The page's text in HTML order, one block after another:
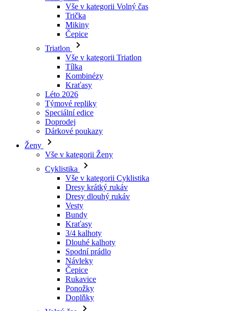
Triatlon
Vše v kategorii Triatlon
Tílka
Kombinézy
Kraťasy
Léto 2026
Týmové repliky
Speciální edice
Doprodej
Dárkové poukazy
Ženy
Vše v kategorii Ženy
Cyklistika
Vše v kategorii Cyklistika
Dresy dlouhý rukáv
Vesty
Bundy
Kraťasy
3/4 kalhoty
Dlouhé kalhoty
Spodní prádlo
Návleky
Čepice
Rukavice
Ponožky
Doplňky
Volný čas
Vše v kategorii Volný čas
Trička
Mikiny
Čepice